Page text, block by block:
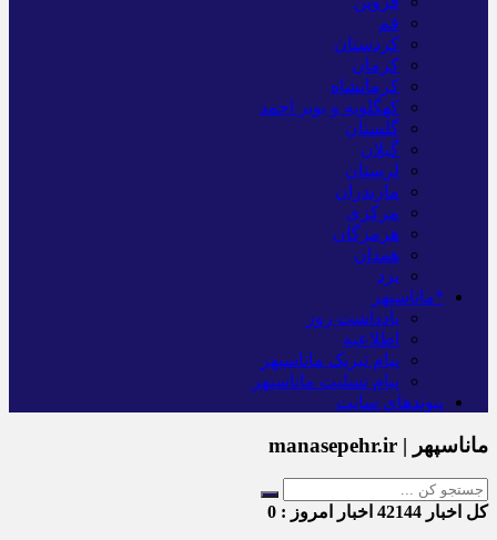
قم
کردستان
کرمان
کرمانشاه
کهگلویه و بویر احمد
گلستان
گیلان
لرستان
مازندران
مرکزی
هرمزگان
همدان
یزد
*ماناسپهر
یادداشت روز
اطلاعیه
پیام تبریک ماناسپهر
پیام تسلیت ماناسپهر
پیوندهای سایت
ماناسپهر | manasepehr.ir
کل اخبار اخبار امروز : 0